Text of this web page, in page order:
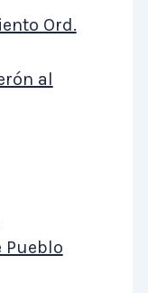
Ord.
al
Pueblo